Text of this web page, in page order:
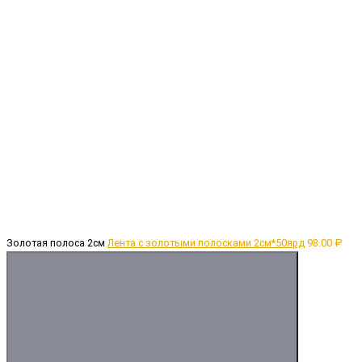
Золотая полоса 2см Лента с золотыми полосками 2см*50ярд 98.00 ₽